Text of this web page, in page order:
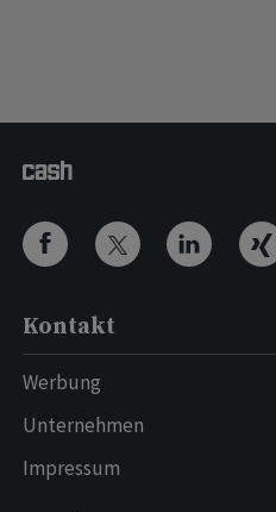
Kontakt
Werbung
Unternehmen
Impressum